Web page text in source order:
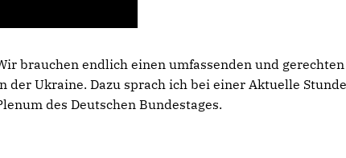
brauchen endlich einen umfassenden und
der Ukraine. Dazu sprach ich bei einer Aktuelle
des Deutschen Bundestages.